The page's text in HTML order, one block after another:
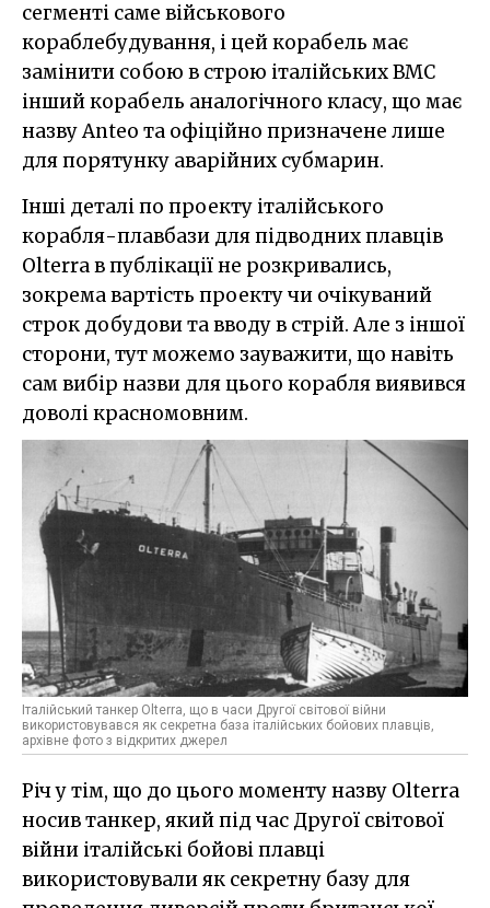
сегменті саме військового
кораблебудування, і цей корабель має
замінити собою в строю італійських ВМС
інший корабель аналогічного класу, що має
назву Anteo та офіційно призначене лише
для порятунку аварійних субмарин.
Інші деталі по проекту італійського
корабля-плавбази для підводних плавців
Olterra в публікації не розкривались,
зокрема вартість проекту чи очікуваний
строк добудови та вводу в стрій. Але з іншої
сторони, тут можемо зауважити, що навіть
сам вибір назви для цього корабля виявився
доволі красномовним.
Італійський танкер Olterra, що в часи Другої світової війни
використовувався як секретна база італійських бойових плавців,
архівне фото з відкритих джерел
Річ у тім, що до цього моменту назву Olterra
носив танкер, який під час Другої світової
війни італійські бойові плавці
використовували як секретну базу для